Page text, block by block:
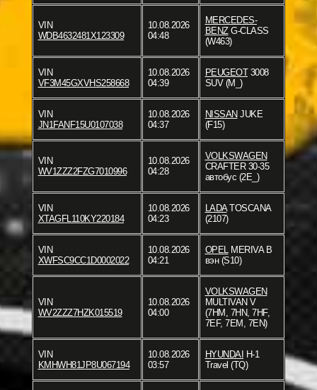
VIN
WDB4632481X123309
10.08.2026
04:48
MERCEDES-
BENZG-CLASS
(W463)
VIN
VF3M45GXVHS258668
10.08.2026
04:39
PEUGEOT3008
SUV (M_)
VIN
JN1FANF15U0107038
10.08.2026
04:37
NISSAN JUKE
(F15)
VIN
WV1ZZZ2FZG7010996
10.08.2026
04:28
VOLKSWAGEN
CRAFTER 30-35
автобус (2E_)
VIN
XTAGFL110KY220184
10.08.2026
04:23
LADATOSCANA
(2107)
VIN
XWFSC9CC1D0002022
10.08.2026
04:21
OPELMERIVA B
вэн (S10)
VIN
WV2ZZZ7HZK015519
10.08.2026
04:00
VOLKSWAGEN
MULTIVAN V
(7HM, 7HN, 7HF,
7EF, 7EM, 7EN)
VIN
KMHWH81JP8U067194
10.08.2026
03:57
HYUNDAI H-1
Travel (TQ)